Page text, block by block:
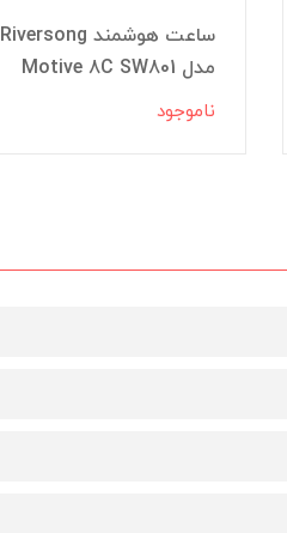
ساعت هوشمند Riversong
مدل Motive 8C SW801
ناموجود